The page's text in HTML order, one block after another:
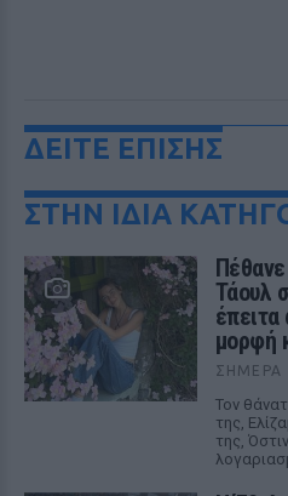
ΔΕΙΤΕ ΕΠΙΣΗΣ
ΣΤΗΝ ΙΔΙΑ
Τάουλ
μορφή
ΣΉΜΕΡΑ
Τον
της,
της,